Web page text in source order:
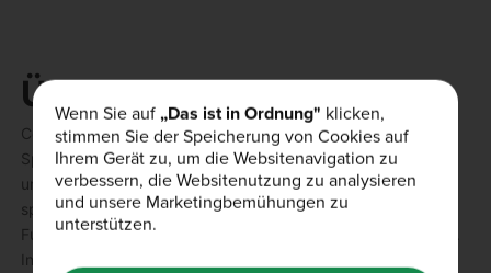
Über den Autor
Connor Stead und Andrew Triggs sind Sport und
Sportwissenschaft Studenten, die über Training, Ernährung
und Nahrungsergänzung in Bewegung schreiben. Ihr
sportlicher Hintergrund kommt hauptsächlich aus dem
Fußball, wo sie an der Universität trainieren und konkurrieren.
In jüngerer Zeit haben sie begonnen, Schulungen und
Wenn Sie auf „Das ist in Ordnung" klicken,
stimmen Sie der Speicherung von Cookies auf
Ihrem Gerät zu, um die Websitenavigation zu
verbessern, die Websitenutzung zu analysieren
und unsere Marketingbemühungen zu
unterstützen.